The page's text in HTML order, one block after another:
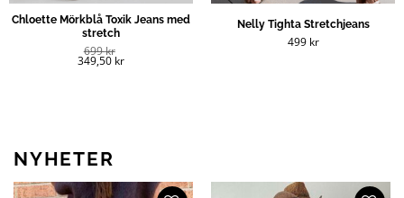
Chloette Mörkblå Toxik Jeans med
stretch
699kr
349,50 kr
Nelly Tighta Stretchjeans
499 kr
NYHETER